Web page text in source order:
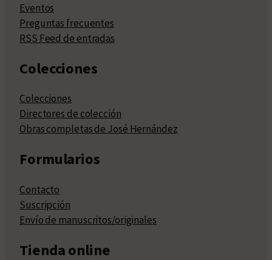
Eventos
Preguntas frecuentes
RSS Feed de entradas
Colecciones
Colecciones
Directores de colección
Obras completas de José Hernández
Formularios
Contacto
Suscripción
Envío de manuscritos/originales
Tienda online